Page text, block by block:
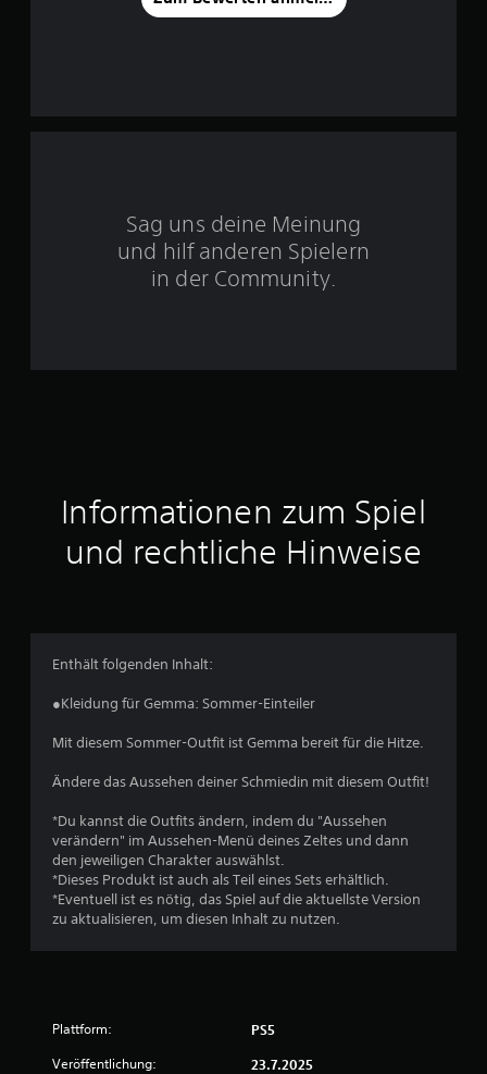
e
u
s
B
e
r
t
Sag uns deine Meinung
und hilf anderen Spielern
in der Community.
Informationen zum Spiel
und rechtliche Hinweise
Enthält folgenden Inhalt:
●Kleidung für Gemma: Sommer-Einteiler
Mit diesem Sommer-Outfit ist Gemma bereit für die Hitze.
Ändere das Aussehen deiner Schmiedin mit diesem Outfit!
*Du kannst die Outfits ändern, indem du "Aussehen
verändern" im Aussehen-Menü deines Zeltes und dann
den jeweiligen Charakter auswählst.
*Dieses Produkt ist auch als Teil eines Sets erhältlich.
*Eventuell ist es nötig, das Spiel auf die aktuellste Version
zu aktualisieren, um diesen Inhalt zu nutzen.
Plattform: PS5
Veröffentlichung: 23.7.2025